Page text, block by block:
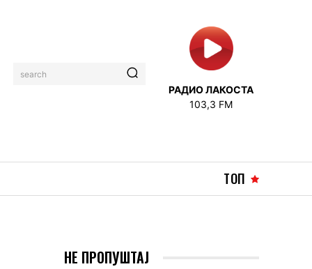
search
РАДИО ЛАКОСТА
103,3 FM
ТОП
НЕ ПРОПУШТАЈ